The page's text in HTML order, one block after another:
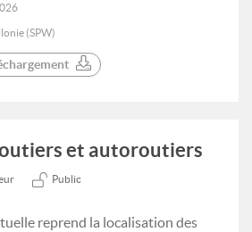
(SPW)
et autoroutiers
Public
reprend la localisation des